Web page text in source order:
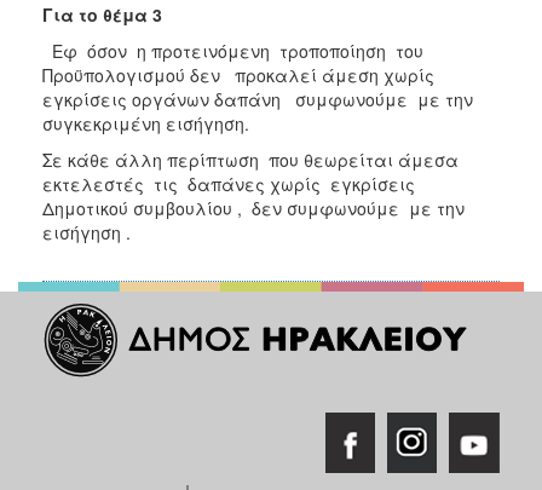
Για το θέμα 3
Εφ όσον η προτεινόμενη τροποποίηση του
Προϋπολογισμού δεν προκαλεί άμεση χωρίς
εγκρίσεις οργάνων δαπάνη συμφωνούμε με την
συγκεκριμένη εισήγηση.
Σε κάθε άλλη περίπτωση που θεωρείται άμεσα
εκτελεστές τις δαπάνες χωρίς εγκρίσεις
Δημοτικού συμβουλίου , δεν συμφωνούμε με την
εισήγηση .